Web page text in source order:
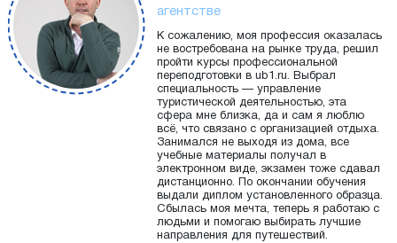
агентстве
К сожалению, моя профессия оказалась
не востребована на рынке труда, решил
пройти курсы профессиональной
переподготовки в ub1.ru. Выбрал
специальность — управление
туристической деятельностью, эта
сфера мне близка, да и сам я люблю
всё, что связано с организацией отдыха.
Занимался не выходя из дома, все
учебные материалы получал в
электронном виде, экзамен тоже сдавал
дистанционно. По окончании обучения
выдали диплом установленного образца.
Сбылась моя мечта, теперь я работаю с
людьми и помогаю выбирать лучшие
направления для путешествий.